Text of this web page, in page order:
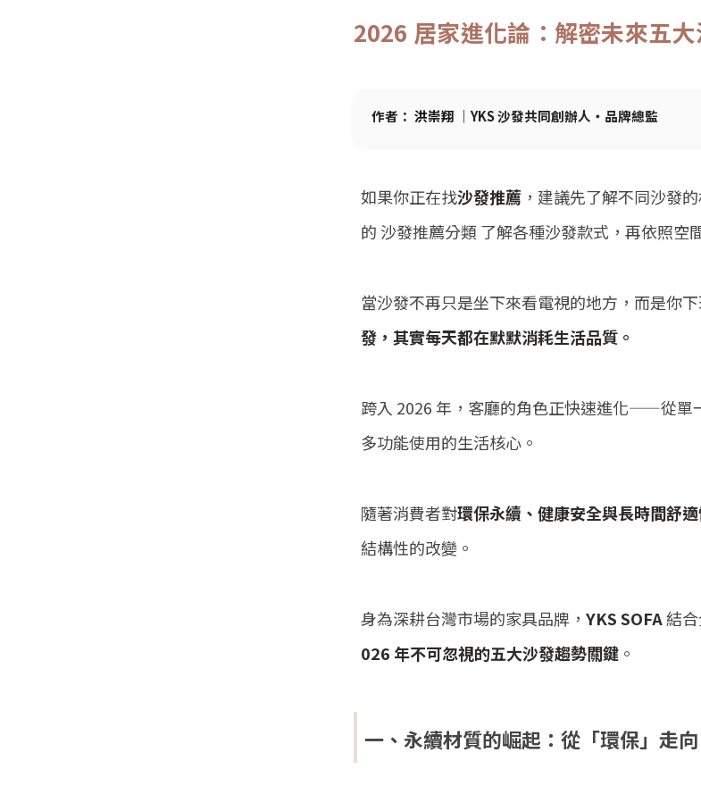
2026 居家進化論：解密未來五
作者： 洪崇翔 ｜YKS 沙發共同創辦人・品牌總監
如果你正在找沙發推薦 ，建議先了解不同沙發
的 沙發推薦分類 了解各種沙發款式，再依照空
當沙發不再只是坐下來看電視的地方，而是你
發，其實每天都在默默消耗生活品質。
跨入 2026 年，客廳的角色正快速進化——從單
多功能使用的生活核心。
隨著消費者對環保永續、健康安全與長時間舒
結構性的改變。
身為深耕台灣市場的家具品牌， YKS SOFA結合
026 年不可忽視的五大沙發趨勢關鍵。
一、永續材質的崛起：從「環保」走向